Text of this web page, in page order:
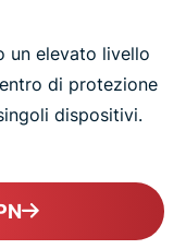
un elevato livello
di protezione
dispositivi.